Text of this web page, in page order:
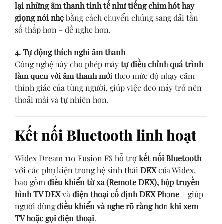
lại những âm thanh tinh tế như tiếng chim hót hay
giọng nói nhẹbằng cách chuyển chúng sang dải tần
số thấp hơn – dễ nghe hơn.
4. Tự động thích nghi âm thanh
Công nghệ này cho phép máytự điều chỉnh quá trình
làm quen với âm thanh mới theo mức độ nhạy cảm
thính giác của từng người, giúp việc đeo máy trở nên
thoải mái và tự nhiên hơn.
Kết nối Bluetooth linh hoạt
Widex Dream 110 Fusion FS hỗ trợkết nối Bluetooth
với các phụ kiện trong hệ sinh tháiDEXcủa Widex,
bao gồmđiều khiển từ xa (Remote DEX), hộp truyền
hình TV DEXvàđiện thoại cố định DEX Phone – giúp
người dùngđiều khiển và nghe rõ ràng hơn khi xem
TV hoặc gọi điện thoại.